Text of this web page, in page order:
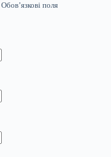
Обов’язкові поля